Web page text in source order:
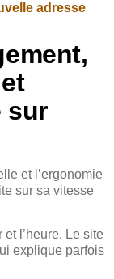
adresse
sur
et l’ergonomie
sur sa vitesse
l’heure. Le site
explique parfois